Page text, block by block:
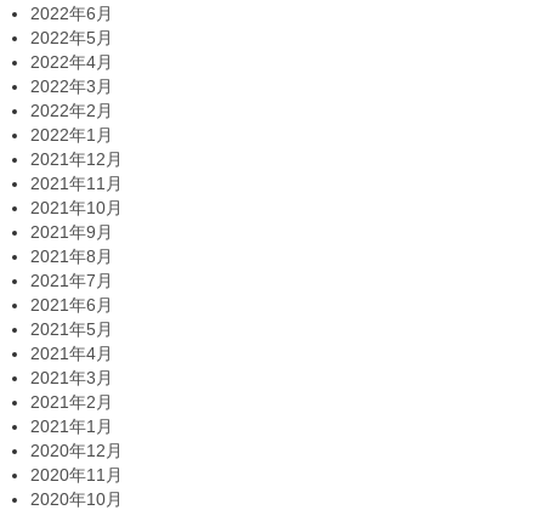
2022年6月
2022年5月
2022年4月
2022年3月
2022年2月
2022年1月
2021年12月
2021年11月
2021年10月
2021年9月
2021年8月
2021年7月
2021年6月
2021年5月
2021年4月
2021年3月
2021年2月
2021年1月
2020年12月
2020年11月
2020年10月